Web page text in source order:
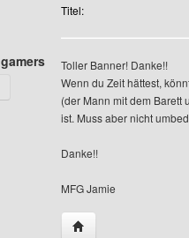
Benutzer-Profile
Titel:
Toller Banner! Danke!!
Wenn du Zeit hättest,
(der Mann mit dem Barett
ist. Muss aber nicht
Danke!!
MFG Jamie
Website dieses